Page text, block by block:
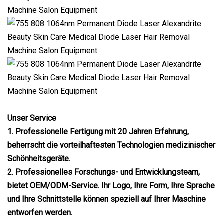
Unser Service
1. Professionelle Fertigung mit 20 Jahren Erfahrung,
beherrscht die vorteilhaftesten Technologien medizinischer
Schönheitsgeräte.
2. Professionelles Forschungs- und Entwicklungsteam,
bietet OEM/ODM-Service. Ihr Logo, Ihre Form, Ihre Sprache
und Ihre Schnittstelle können speziell auf Ihrer Maschine
entworfen werden.